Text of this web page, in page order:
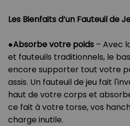
Les Bienfaits d’un Fauteuil de
●Absorbe votre poids – Avec
et fauteuils traditionnels, le
encore supporter tout votre
assis. Un fauteuil de jeu fait
haut de votre corps et
ce fait à votre torse, vos
charge inutile.